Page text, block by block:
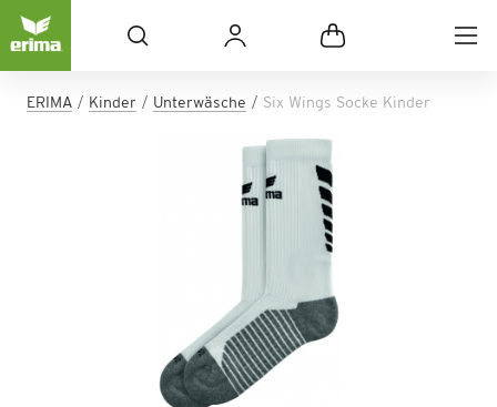
ERIMA Kinder Unterwäsche Six Wings Socke Kinder